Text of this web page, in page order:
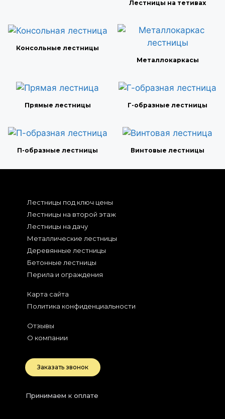
Лестницы на тетивах
Консольные лестницы
Металлокаркасы
Прямые лестницы Г-образные лестницы
П-образные лестницы Винтовые лестницы
Лестницы под ключ цены
Лестницы на второй этаж
Лестницы на дачу
Металлические лестницы
Деревянные лестницы
Бетонные лестницы
Перила и ограждения
Карта сайта
Политика конфиденциальности
Отзывы
О компании
Заказать звонок
Принимаем к оплате